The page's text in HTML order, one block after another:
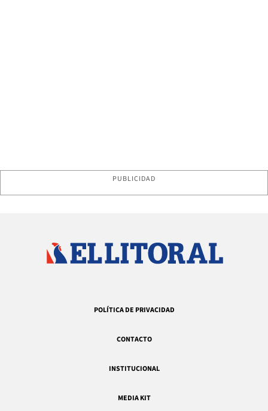
PUBLICIDAD
POLÍTICA DE PRIVACIDAD
CONTACTO
INSTITUCIONAL
MEDIA KIT